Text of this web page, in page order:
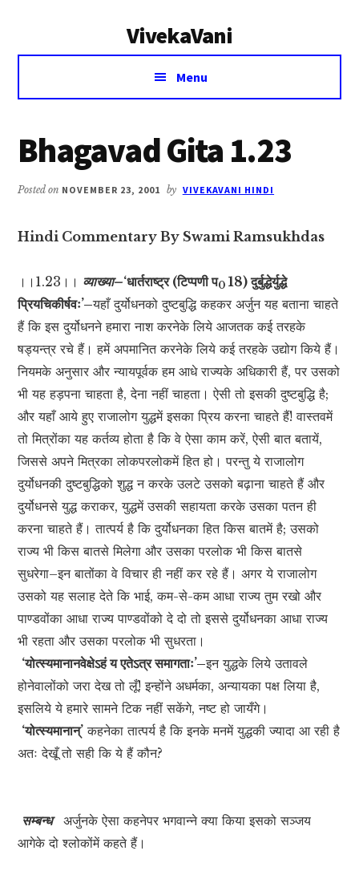
VivekaVani
Voice
Vivekananda
Menu
Bhagavad Gita 1.23
Posted on NOVEMBER 23, 2001 by VIVEKAVANI HINDI
Hindi Commentary By Swami Ramsukhdas
।।1.23।। व्याख्या–‘धार्तराष्ट्र (टिप्पणी प0 18) दुर्बुद्धेर्युद्धे
प्रियचिकीर्षवः’–यहाँ दुर्योधनको दुष्टबुद्धि कहकर अर्जुन यह बताना चाहते
हैं कि इस दुर्योधनने हमारा नाश करनेके लिये आजतक कई तरहके
षड्यन्त्र रचे हैं। हमें अपमानित करनेके लिये कई तरहके उद्योग किये हैं।
नियमके अनुसार और न्यायपूर्वक हम आधे राज्यके अधिकारी हैं, पर उसको
भी यह हड़पना चाहता है, देना नहीं चाहता। ऐसी तो इसकी दुष्टबुद्धि है;
और यहाँ आये हुए राजालोग युद्धमें इसका प्रिय करना चाहते हैं! वास्तवमें
तो मित्रोंका यह कर्तव्य होता है कि वे ऐसा काम करें, ऐसी बात बतायें,
जिससे अपने मित्रका लोकपरलोकमें हित हो। परन्तु ये राजालोग
दुर्योधनकी दुष्टबुद्धिको शुद्ध न करके उलटे उसको बढ़ाना चाहते हैं और
दुर्योधनसे युद्ध कराकर, युद्धमें उसकी सहायता करके उसका पतन ही
करना चाहते हैं। तात्पर्य है कि दुर्योधनका हित किस बातमें है; उसको
राज्य भी किस बातसे मिलेगा और उसका परलोक भी किस बातसे
सुधरेगा–इन बातोंका वे विचार ही नहीं कर रहे हैं। अगर ये राजालोग
उसको यह सलाह देते कि भाई, कम-से-कम आधा राज्य तुम रखो और
पाण्डवोंका आधा राज्य पाण्डवोंको दे दो तो इससे दुर्योधनका आधा राज्य
भी रहता और उसका परलोक भी सुधरता।
‘योत्स्यमानानवेक्षेऽहं य एतेऽत्र समागताः’–इन युद्धके लिये उतावले
होनेवालोंको जरा देख तो लूँ! इन्होंने अधर्मका, अन्यायका पक्ष लिया है,
इसलिये ये हमारे सामने टिक नहीं सकेंगे, नष्ट हो जायँगे।
‘योत्स्यमानान्’ कहनेका तात्पर्य है कि इनके मनमें युद्धकी ज्यादा आ रही है
अतः देखूँ तो सही कि ये हैं कौन?
सम्बन्ध अर्जुनके ऐसा कहनेपर भगवान्ने क्या किया इसको सञ्जय
आगेके दो श्लोकोंमें कहते हैं।